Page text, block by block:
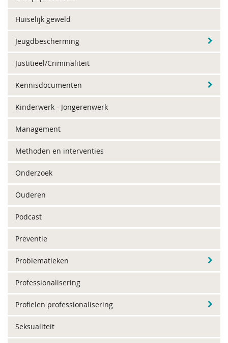
Huiselijk geweld
Jeugdbescherming
Justitieel/Criminaliteit
Kennisdocumenten
Kinderwerk - Jongerenwerk
Management
Methoden en interventies
Onderzoek
Ouderen
Podcast
Preventie
Problematieken
Professionalisering
Profielen professionalisering
Seksualiteit